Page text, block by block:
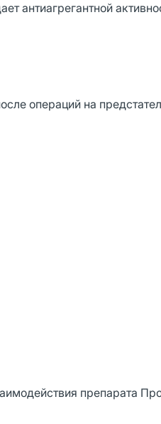
антиагрегантной
операций на
препарата